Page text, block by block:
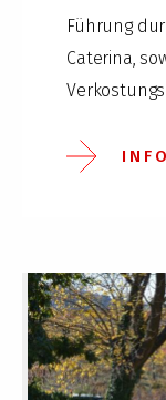
Führung
Caterina,